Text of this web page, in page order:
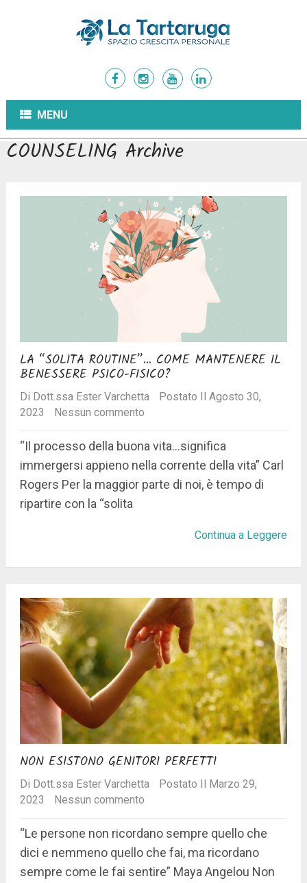
MENU
COUNSELING Archive
LA “SOLITA ROUTINE”… COME MANTENERE IL
BENESSERE PSICO-FISICO?
Di Dott.ssa Ester Varchetta
Postato Il Agosto 30,
2023
Nessun commento
“Il processo della buona vita…significa
immergersi appieno nella corrente della vita” Carl
Rogers Per la maggior parte di noi, è tempo di
ripartire con la “solita
Continua a Leggere
NON ESISTONO GENITORI PERFETTI
Di Dott.ssa Ester Varchetta
Postato Il Marzo 29,
2023
Nessun commento
“Le persone non ricordano sempre quello che
dici e nemmeno quello che fai, ma ricordano
sempre come le fai sentire” Maya Angelou Non